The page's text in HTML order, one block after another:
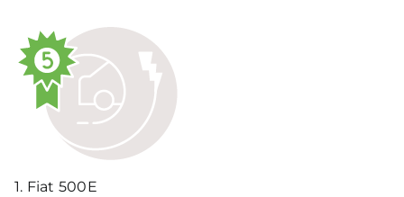
1. Fiat 500E